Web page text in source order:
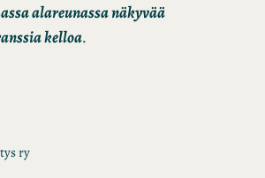
alareunassa näkyvää
kelloa.
ry